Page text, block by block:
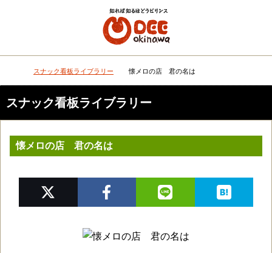
DEEokinawaトップ
スナック看板ライブラリー 懐メロの店 君の名は
スナック看板ライブラリー
懐メロの店 君の名は